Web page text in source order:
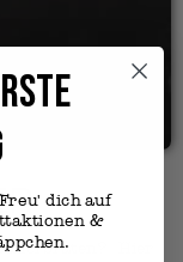
Hier
dich auf
&